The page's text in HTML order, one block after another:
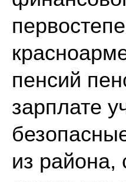
пенсий
зарплате
из района,